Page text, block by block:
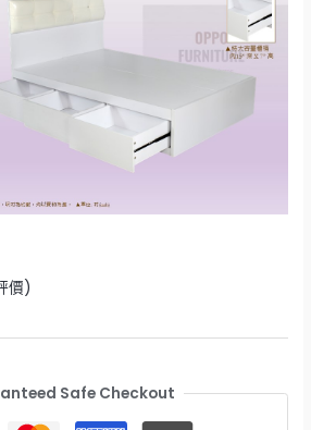
價)
Safe Checkout